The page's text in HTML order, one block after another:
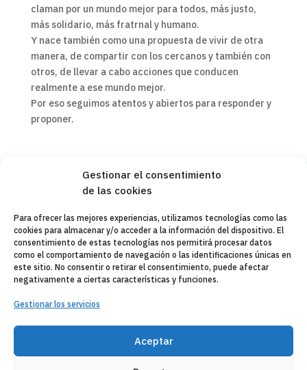
Gestionar el consentimiento
de las cookies
Para ofrecer las mejores experiencias, utilizamos tecnologías como las
cookies para almacenar y/o acceder a la información del dispositivo. El
consentimiento de estas tecnologías nos permitirá procesar datos
como el comportamiento de navegación o las identificaciones únicas en
este sitio. No consentir o retirar el consentimiento, puede afectar
negativamente a ciertas características y funciones.
Gestionar los servicios
Aceptar
claman por un mundo mejor para todos, más justo,
más solidario, más fratrnal y humano.
Y nace también como una propuesta de vivir de otra
manera, de compartir con los cercanos y también con
otros, de llevar a cabo acciones que conducen
realmente a ese mundo mejor.
Por eso seguimos atentos y abiertos para responder y
proponer.
Copyleft 2025Itaka-Escolapios
AVISO LEGAL
POLÍTICA DE PRIVACIDAD
ENTIDADES COLABORADORAS
CORREO WEB